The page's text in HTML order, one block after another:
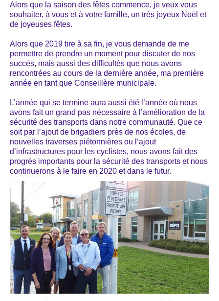
Alors que la saison des fêtes commence, je veux vous
souhaiter, à vous et à votre famille, un très joyeux Noël et
de joyeuses fêtes.
Alors que 2019 tire à sa fin, je vous demande de me
permettre de prendre un moment pour discuter de nos
succès, mais aussi des difficultés que nous avons
rencontrées au cours de la dernière année, ma première
année en tant que Conseillère municipale.
L’année qui se termine aura aussi été l’année où nous
avons fait un grand pas nécessaire à l’amélioration de la
sécurité des transports dans notre communauté. Que ce
soit par l’ajout de brigadiers près de nos écoles, de
nouvelles traverses piétonnières ou l’ajout
d’infrastructures pour les cyclistes, nous avons fait des
progrès importants pour la sécurité des transports et nous
continuerons à le faire en 2020 et dans le futur.